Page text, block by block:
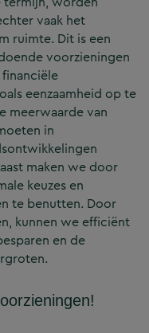
vaak het
ruimte. Dit is een
voorzieningen
eenzaamheid op te
meerwaarde van
in
maken we door
keuzes en
te benutten. Door
kunnen we efficiënt
en de